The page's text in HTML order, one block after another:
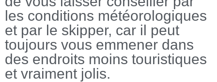
les conditions météorologiques
et par le skipper, car il peut
toujours vous emmener dans
des endroits moins touristiques
et vraiment jolis.